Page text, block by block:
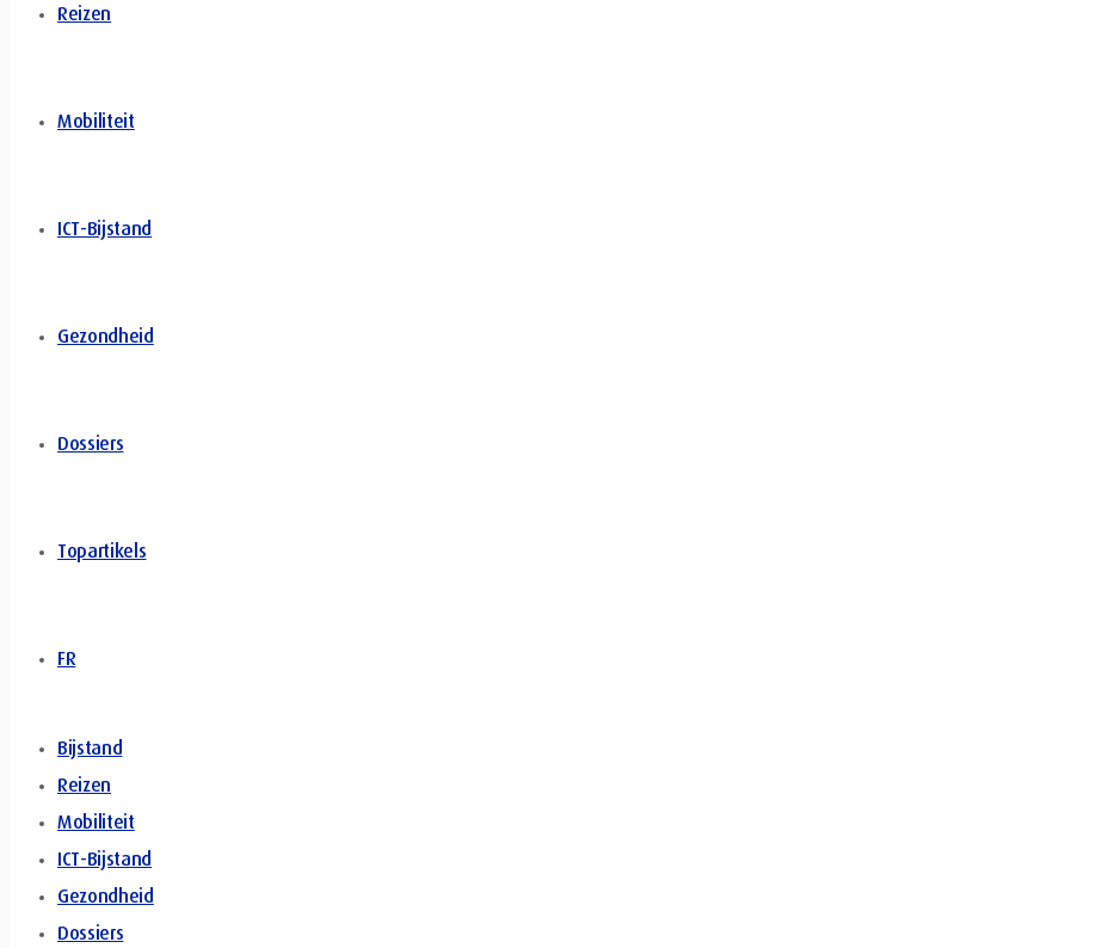
Reizen
Mobiliteit
ICT-Bijstand
Gezondheid
Dossiers
Topartikels
FR
Bijstand
Reizen
Mobiliteit
ICT-Bijstand
Gezondheid
Dossiers